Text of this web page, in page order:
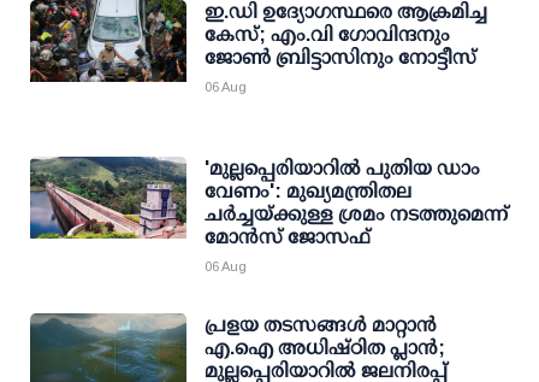
ഇ.ഡി ഉദ്യോഗസ്ഥരെ ആക്രമിച്ച
കേസ്; എം.വി ഗോവിന്ദനും
ജോണ്‍ ബ്രിട്ടാസിനും നോട്ടീസ്
06 Aug
'മുല്ലപ്പെരിയാറില്‍ പുതിയ ഡാം
വേണം': മുഖ്യമന്ത്രിതല
ചര്‍ച്ചയ്ക്കുള്ള ശ്രമം നടത്തുമെന്ന്
മോന്‍സ് ജോസഫ്
06 Aug
പ്രളയ തടസങ്ങള്‍ മാറ്റാന്‍
എ.ഐ അധിഷ്ഠിത പ്ലാന്‍;
മുല്ലപ്പെരിയാറില്‍ ജലനിരപ്പ്